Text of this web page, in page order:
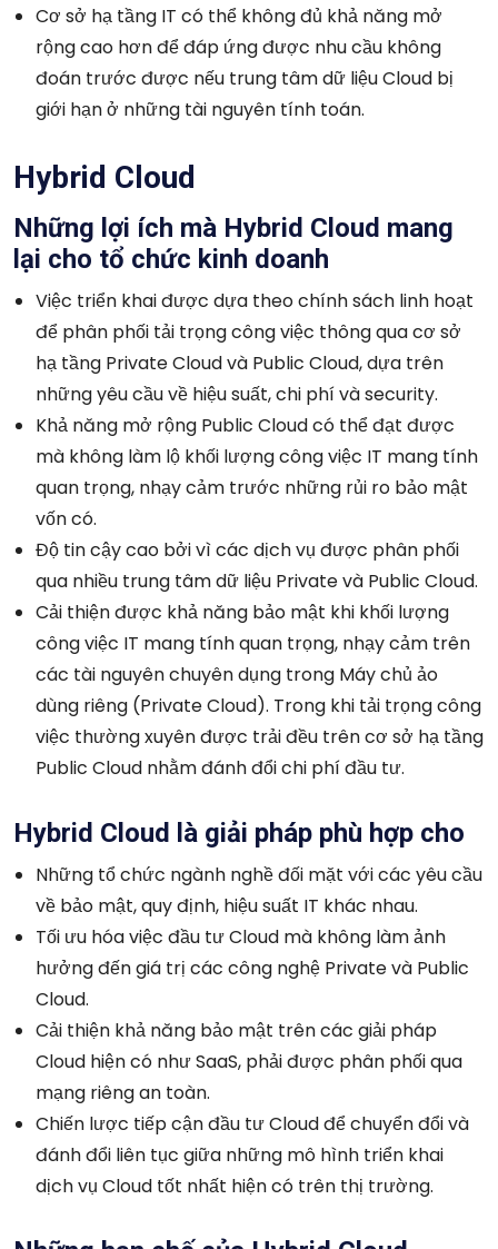
Cơ sở hạ tầng IT có thể không đủ khả năng mở
rộng cao hơn để đáp ứng được nhu cầu không
đoán trước được nếu trung tâm dữ liệu Cloud bị
giới hạn ở những tài nguyên tính toán.
Hybrid Cloud
Những lợi ích mà Hybrid Cloud mang
lại cho tổ chức kinh doanh
Việc triển khai được dựa theo chính sách linh hoạt
để phân phối tải trọng công việc thông qua cơ sở
hạ tầng Private Cloud và Public Cloud, dựa trên
những yêu cầu về hiệu suất, chi phí và security.
Khả năng mở rộng Public Cloud có thể đạt được
mà không làm lộ khối lượng công việc IT mang tính
quan trọng, nhạy cảm trước những rủi ro bảo mật
vốn có.
Độ tin cậy cao bởi vì các dịch vụ được phân phối
qua nhiều trung tâm dữ liệu Private và Public Cloud.
Cải thiện được khả năng bảo mật khi khối lượng
công việc IT mang tính quan trọng, nhạy cảm trên
các tài nguyên chuyên dụng trong Máy chủ ảo
dùng riêng (Private Cloud). Trong khi tải trọng công
việc thường xuyên được trải đều trên cơ sở hạ tầng
Public Cloud nhằm đánh đổi chi phí đầu tư.
Hybrid Cloud là giải pháp phù hợp cho
Những tổ chức ngành nghề đối mặt với các yêu cầu
về bảo mật, quy định, hiệu suất IT khác nhau.
Tối ưu hóa việc đầu tư Cloud mà không làm ảnh
hưởng đến giá trị các công nghệ Private và Public
Cloud.
Cải thiện khả năng bảo mật trên các giải pháp
Cloud hiện có như SaaS, phải được phân phối qua
mạng riêng an toàn.
Chiến lược tiếp cận đầu tư Cloud để chuyển đổi và
đánh đổi liên tục giữa những mô hình triển khai
dịch vụ Cloud tốt nhất hiện có trên thị trường.